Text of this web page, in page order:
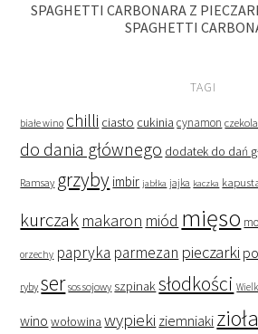
SPAGHETTI CARBONARA Z
SPAGHETTI
TAGI
białe wino chilli ciasto cukinia cynamon
do dania głównego dodatek do dań
Ramsay grzyby imbir jabłka jajka kaczka
kurczak makaron miód mięso
orzechy papryka parmezan pieczarki
ryby ser sos sojowy szpinaksłodkości
wino wołowina wypieki ziemniaki zioła